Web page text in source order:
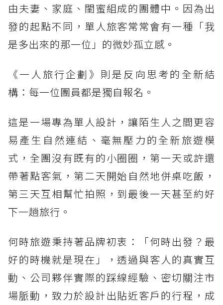
由夫妻、家庭、閨蜜組成的團體中。因為出
發的起點不同，單人旅客常常會有一種「我
是多出來的那一位」的微妙孤立感。
《一人旅行企劃》則是反向思考的全新結
構：每一位團員都是獨自報名。
這是一場專為單人設計，讓陌生人之間更容
易產生自然連結、毫無壓力的全新旅遊模
式，全團沒有既有的小圈圈，第一天或許還
帶著點客氣，第二天開始自然地併桌吃飯，
第三天互相幫忙拍照，到最後一天甚至約好
下一趟旅行。
何時旅遊秉持著品牌初衷：「何時出發？最
好的時機就是現在」，透過與客人的真實互
動、公司夥伴實際的踩線經驗、密切關注市
場脈動，致力於設計出貼近客戶的行程，成